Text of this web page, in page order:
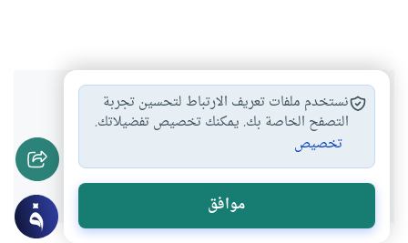
هل انتفعت بهذا المحتوى؟
نعم لا
نستخدم ملفات تعريف الارتباط لتحسين تجربة
التصفح الخاصة بك. يمكنك تخصيص تفضيلاتك.
تخصيص
موافق